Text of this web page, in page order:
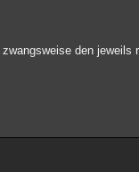
den jeweils